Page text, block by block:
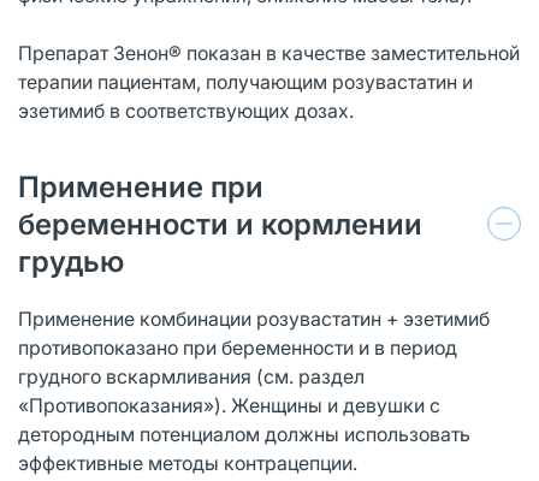
Препарат Зенон® показан в качестве заместительной
терапии пациентам, получающим розувастатин и
эзетимиб в соответствующих дозах.
Применение при
беременности и кормлении
грудью
Применение комбинации розувастатин + эзетимиб
противопоказано при беременности и в период
грудного вскармливания (см. раздел
«Противопоказания»). Женщины и девушки с
детородным потенциалом должны использовать
эффективные методы контрацепции.